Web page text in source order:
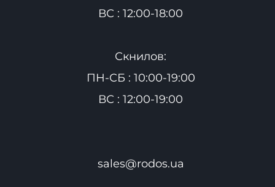
ВС : 12:00-18:00
Скнилов:
ПН-СБ : 10:00-19:00
ВС : 12:00-19:00
sales@rodos.ua